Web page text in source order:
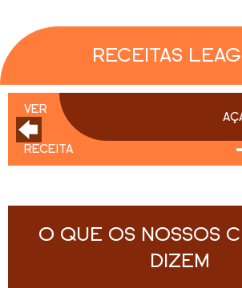
RECEITAS
VER
RECEITA
O QUE OS NOSSOS
DIZEM